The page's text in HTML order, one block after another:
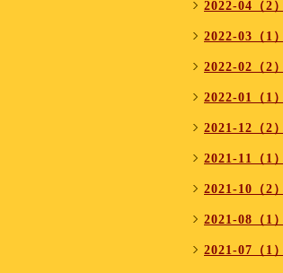
2022-04（2）
2022-03（1）
2022-02（2）
2022-01（1）
2021-12（2）
2021-11（1）
2021-10（2）
2021-08（1）
2021-07（1）